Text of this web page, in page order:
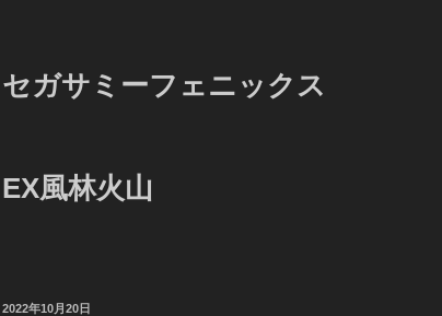
セガサミーフェニックス
EX風林火山
投
2022年10月20日